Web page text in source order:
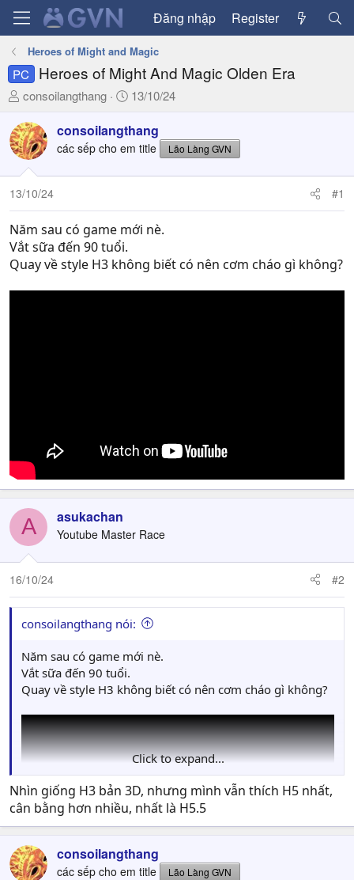
Đăng nhập Register
Heroes of Might and Magic
PC Heroes of Might And Magic Olden Era
T
r
e
a
d
s
t
a
r
r
consoilangthang
N
à
y
ử
13/10/24
consoilangthang
các sếp cho em title Lão Làng GVN
13/10/24 #1
Năm sau có game mới nè.
Vắt sữa đến 90 tuổi.
Quay về style H3 không biết có nên cơm cháo gì không?
A asukachan
Youtube Master Race
16/10/24 #2
consoilangthang nói:
Năm sau có game mới nè.
Vắt sữa đến 90 tuổi.
Quay về style H3 không biết có nên cơm cháo gì không?
Click to expand...
Nhìn giống H3 bản 3D, nhưng mình vẫn thích H5 nhất,
cân bằng hơn nhiều, nhất là H5.5
consoilangthang
các sếp cho em title Lão Làng GVN